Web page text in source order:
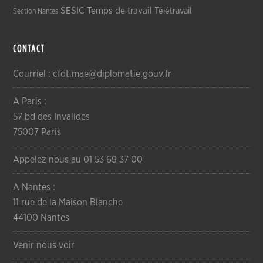
Section Nantes SESIC Temps de travail Télétravail
CONTACT
Courriel : cfdt.mae@diplomatie.gouv.fr
A Paris :
57 bd des Invalides
75007 Paris
Appelez nous au 01 53 69 37 00
A Nantes :
11 rue de la Maison Blanche
44100 Nantes
Venir nous voir